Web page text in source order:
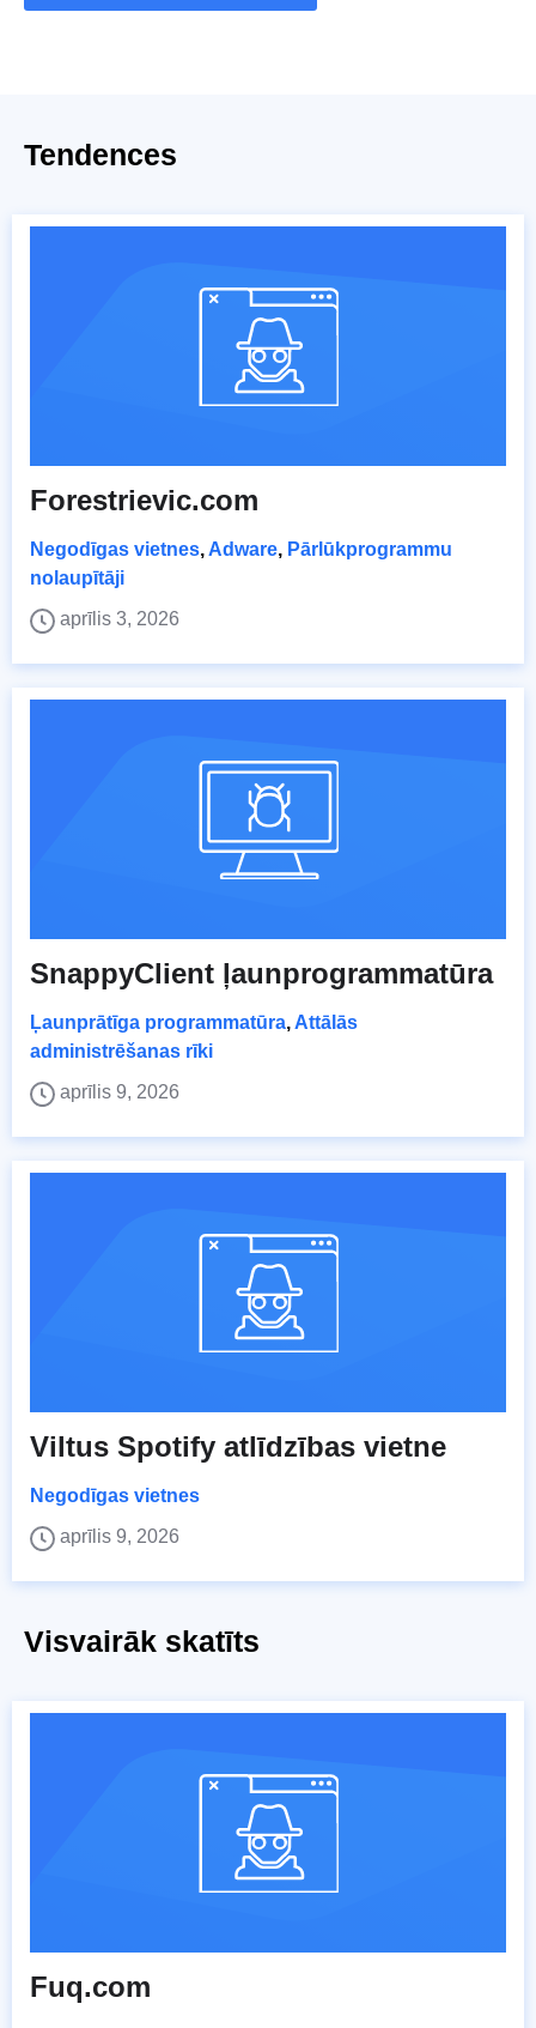
Tendences
Forestrievic.com
Negodīgas vietnes,Adware, Pārlūkprogrammu
nolaupītāji
aprīlis 3, 2026
SnappyClient ļaunprogrammatūra
Ļaunprātīga programmatūra,Attālās
administrēšanas rīki
aprīlis 9, 2026
Viltus Spotify atlīdzības vietne
Negodīgas vietnes
aprīlis 9, 2026
Visvairāk skatīts
Fuq.com